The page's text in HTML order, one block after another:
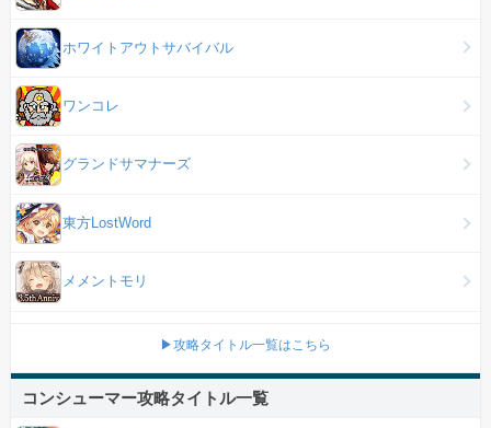
ホワイトアウトサバイバル
ワンコレ
グランドサマナーズ
東方LostWord
メメントモリ
▶攻略タイトル一覧はこちら
コンシューマー攻略タイトル一覧